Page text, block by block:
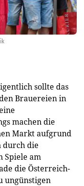
sollte das
Brauereien in
machen die
Markt aufgrund
durch die
Spiele am
die Österreich-
ungünstigen